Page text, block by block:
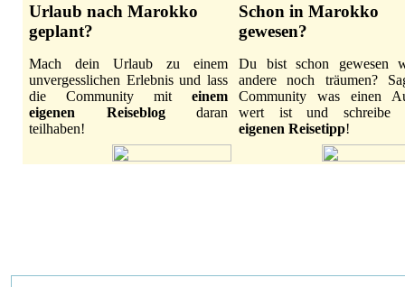
Urlaub nach Marokko
geplant?
Mach dein Urlaub zu einem
unvergesslichen Erlebnis und lass
die Community mit einem
eigenen Reiseblogdaran
teilhaben!
Schon in Marokko
gewesen?
Du bist schon gewesen
andere noch träumen?
Community was einen
wert ist und schreibe
eigenen Reisetipp!